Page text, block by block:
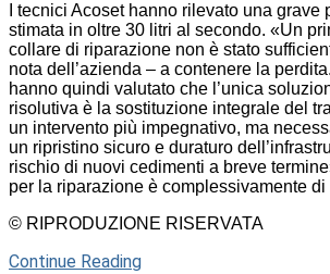
I tecnici Acoset hanno rilevato una grave
stimata in oltre 30 litri al secondo. «Un
collare di riparazione non è stato
nota dell’azienda – a contenere la
hanno quindi valutato che l’unica
risolutiva è la sostituzione integrale del
un intervento più impegnativo, ma
un ripristino sicuro e duraturo
rischio di nuovi cedimenti a breve
per la riparazione è complessivamente di
© RIPRODUZIONE RISERVATA
Continue Reading